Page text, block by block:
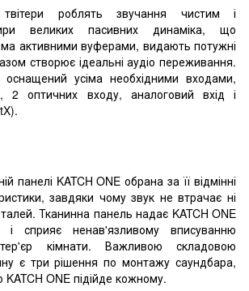
твітери роблять звучання чистим і
великих пасивних динаміка, що
активними вуферами, видають потужні
створює ідеальні аудіо переживання.
оснащений усіма необхідними входами,
2 оптичних входу, аналоговий вхід і
панелі KATCH ONE обрана за її відмінні
завдяки чому звук не втрачає ні
Тканинна панель надає KATCH ONE
і сприяє ненав'язливому вписуванню
кімнати. Важливою складовою
є три рішення по монтажу саундбара,
ONE підійде кожному.